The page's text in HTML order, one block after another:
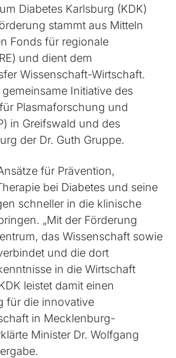
Diabetes Karlsburg (KDK)
stammt aus Mitteln
Fonds für regionale
und dient dem
Wissenschaft-Wirtschaft.
gemeinsame Initiative des
Plasmaforschung und
in Greifswald und des
der Dr. Guth Gruppe.
für Prävention,
bei Diabetes und seine
schneller in die klinische
„Mit der Förderung
das Wissenschaft sowie
und die dort
in die Wirtschaft
leistet damit einen
für die innovative
in Mecklenburg-
Minister Dr. Wolfgang